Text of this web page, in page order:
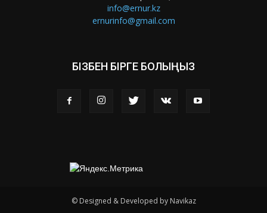
info@ernur.kz
ernurinfo@gmail.com
БІЗБЕН БІРГЕ БОЛЫҢЫЗ
© Designed & Developed by Navikaz